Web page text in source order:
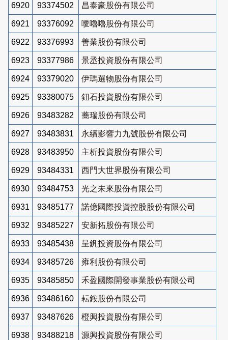
6920 93374502 昌泰豪股份有限公司
6921 93376092 噯嚕嚕股份有限公司
6922 93376993 善業股份有限公司
6923 93377986 景丞投資股份有限公司
6924 93379020 伊瑪選物股份有限公司
6925 93380075 鈕石投資股份有限公司
6926 93483282 蕎瑞股份有限公司
6927 93483831 永續影響力九號股份有限公司
6928 93483950 主析投資股份有限公司
6929 93484331 西門大世界股份有限公司
6930 93484753 光之未來股份有限公司
6931 93485177 諾億國際投資控股股份有限公司
6932 93485227 安新拓股份有限公司
6933 93485438 呈釩投資股份有限公司
6934 93485726 雍利股份有限公司
6935 93485850 禾盈國際開發事業股份有限公司
6936 93486160 耘銨股份有限公司
6937 93487626 橙興投資股份有限公司
6938 93488218 源興投資股份有限公司